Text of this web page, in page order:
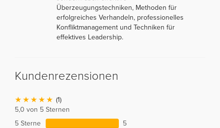
Überzeugungstechniken, Methoden für
erfolgreiches Verhandeln, professionelles
Konfliktmanagement und Techniken für
effektives Leadership.
Kundenrezensionen
(1)
5,0 von 5 Sternen
5 Sterne
5